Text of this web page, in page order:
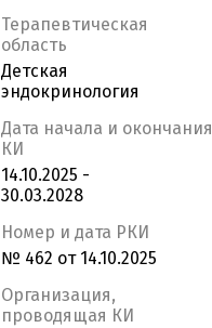
Терапевтическая
область
Детская
эндокринология
Дата начала и окончания
КИ
14.10.2025 -
30.03.2028
Номер и дата РКИ
№ 462 от 14.10.2025
Организация,
проводящая КИ